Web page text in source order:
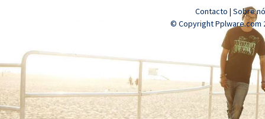
Contacto | Sobre
© Copyright Pplware.com